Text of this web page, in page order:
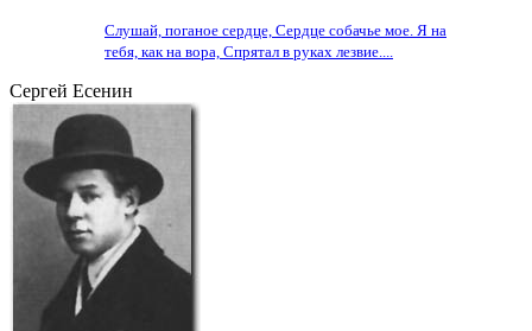
Слушай, поганое сердце, Сердце собачье мое. Я на
тебя, как на вора, Спрятал в руках лезвие....
Сергей Есенин